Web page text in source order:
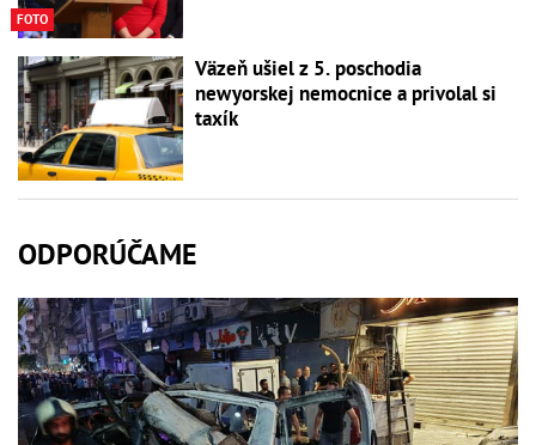
FOTO
Väzeň ušiel z 5. poschodia
newyorskej nemocnice a privolal si
taxík
ODPORÚČAME